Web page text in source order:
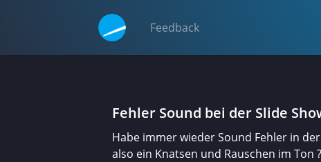
Feedback
Fehler Sound bei der Slide
Habe immer wieder Sound Fehler in
also ein Knatsen und Rauschen im Ton